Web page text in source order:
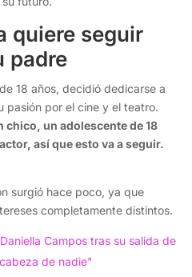
quiere seguir
padre
18 años, decidió dedicarse a
pasión por el cine y el teatro.
chico, un adolescente de 18
así que esto va a seguir.
surgió hace poco, ya que
completamente distintos.
Campos tras su salida de
de nadie"